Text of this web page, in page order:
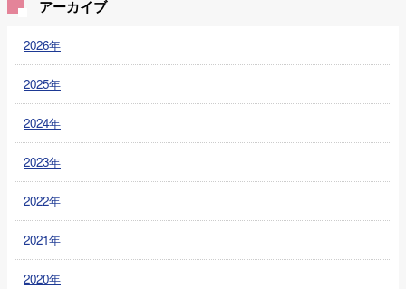
アーカイブ
2026年
2025年
2024年
2023年
2022年
2021年
2020年